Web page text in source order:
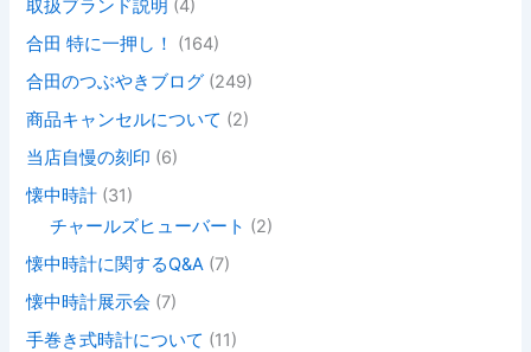
取扱ブランド説明 (4)
合田 特に一押し！
(164)
合田のつぶやきブログ (249)
商品キャンセルについて (2)
当店自慢の刻印 (6)
懐中時計 (31)
チャールズヒューバート (2)
懐中時計に関するQ&A (7)
懐中時計展示会 (7)
手巻き式時計について (11)